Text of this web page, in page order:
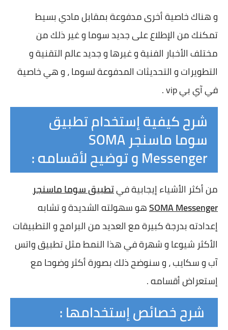
و هناك خاصية أخرى مدفوعة بمقابل مادي بسيط
تمكنك من الإطلاع على جديد سوما و غير ذلك من
مختلف الأخبار الفنية و غيرها و جديد عالم التقنية و
التطويرات و التحديثات المدفوعة لسوما ، و هي خاصية
في آي بي vip .
شرح كيفية إستخدام تطبيق
سوما ماسنجر SOMA
Messenger و توضيح لأقسامه :
من أكثر الأشياء إيجابية فيتطبيق سوما ماسنجر
SOMA Messengerهو سهولته الشديدة و تشابه
إعدادته بدرجة كبيرة مع العديد من البرامج و التطبيقات
الأكثر شيوعا و شهرة في هذا النمط مثل تطبيق واتس
آب و سكايب ، و سنوضح ذلك بصورة أكثر وضوحا مع
إستعراض أقسامه .
شرح خصائص إستخدامها :